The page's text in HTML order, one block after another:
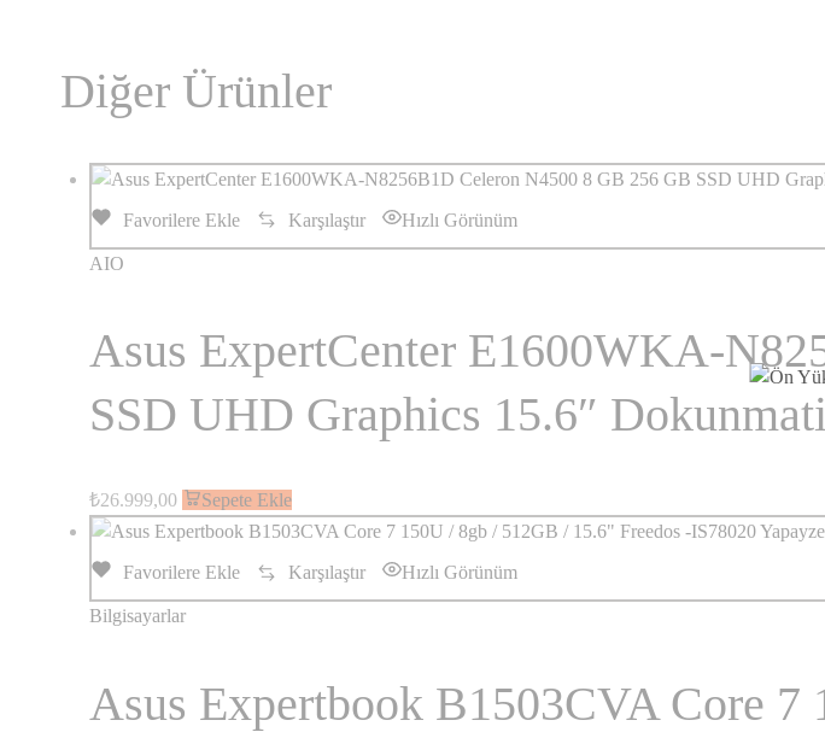
Diğer Ürünler
Favorilere Ekle Karşılaştır Hızlı Görünüm
AIO
Asus ExpertCenter E1600WKA-
SSD UHD Graphics 15.6″
₺26.999,00 Sepete Ekle
Favorilere Ekle Karşılaştır Hızlı Görünüm
Bilgisayarlar
Asus Expertbook B1503CVA Core 7